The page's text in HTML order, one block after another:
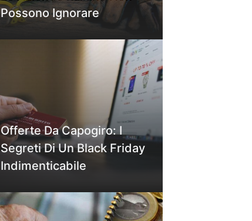
Possono Ignorare
Offerte Da Capogiro: I
Segreti Di Un Black Friday
Indimenticabile